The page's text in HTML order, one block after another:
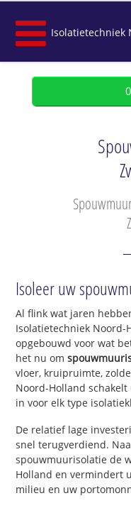
Isolatietechniek
Isoleer uw
Al flink wat jaren
Isolatietechniek Noord-
opgebouwd voor wat
het nu om
vloer, kruipruimte,
Noord-Holland
in voor elk type
De relatief lage
snel terugverdiend.
spouwmuurisolatie de
Holland en vermindert
milieu en uw